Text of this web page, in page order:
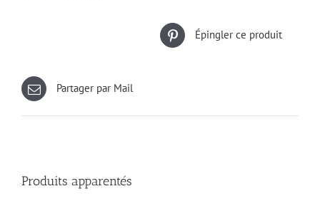
Épingler ce produit
Partager par Mail
Produits apparentés